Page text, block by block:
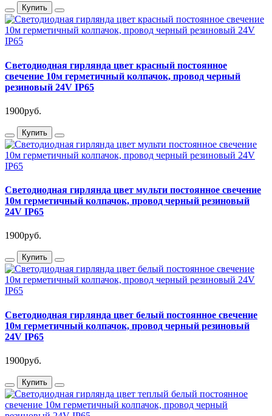
Купить
Светодиодная гирлянда цвет красный постоянное
свечение 10м герметичный колпачок, провод черный
резиновый 24V IP65
1900руб.
Купить
Светодиодная гирлянда цвет мульти постоянное свечение
10м герметичный колпачок, провод черный резиновый
24V IP65
1900руб.
Купить
Светодиодная гирлянда цвет белый постоянное свечение
10м герметичный колпачок, провод черный резиновый
24V IP65
1900руб.
Купить